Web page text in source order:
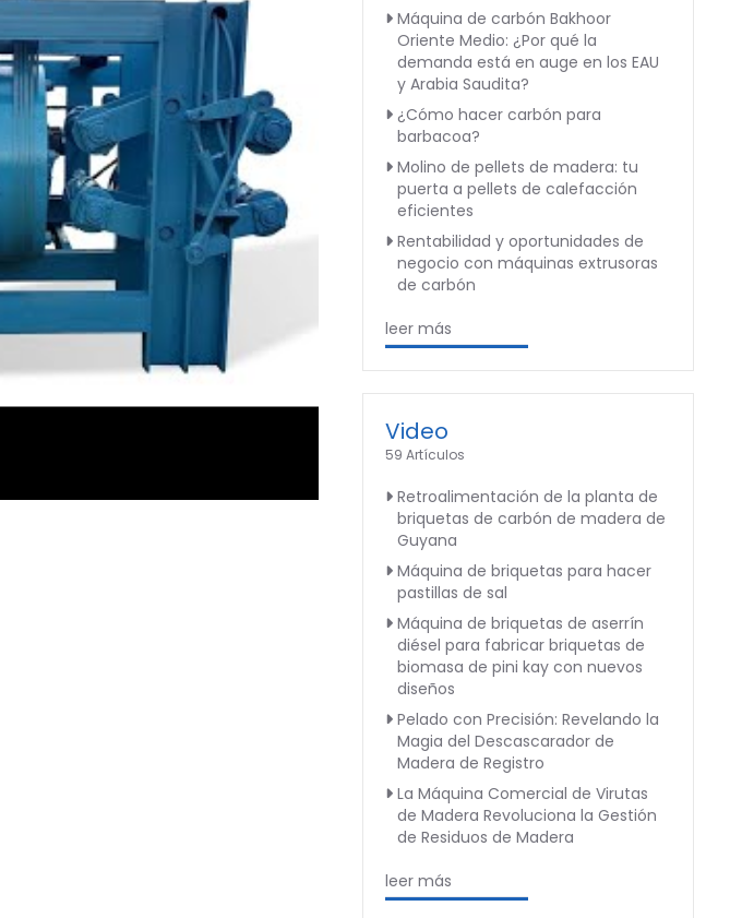
Máquina de carbón Bakhoor
Oriente Medio: ¿Por qué la
demanda está en auge en los EAU
y Arabia Saudita?
¿Cómo hacer carbón para
barbacoa?
Molino de pellets de madera: tu
puerta a pellets de calefacción
eficientes
Rentabilidad y oportunidades de
negocio con máquinas extrusoras
de carbón
leer más
Video
59 Artículos
Retroalimentación de la planta de
briquetas de carbón de madera de
Guyana
Máquina de briquetas para hacer
pastillas de sal
Máquina de briquetas de aserrín
diésel para fabricar briquetas de
biomasa de pini kay con nuevos
diseños
Pelado con Precisión: Revelando la
Magia del Descascarador de
Madera de Registro
La Máquina Comercial de Virutas
de Madera Revoluciona la Gestión
de Residuos de Madera
leer más